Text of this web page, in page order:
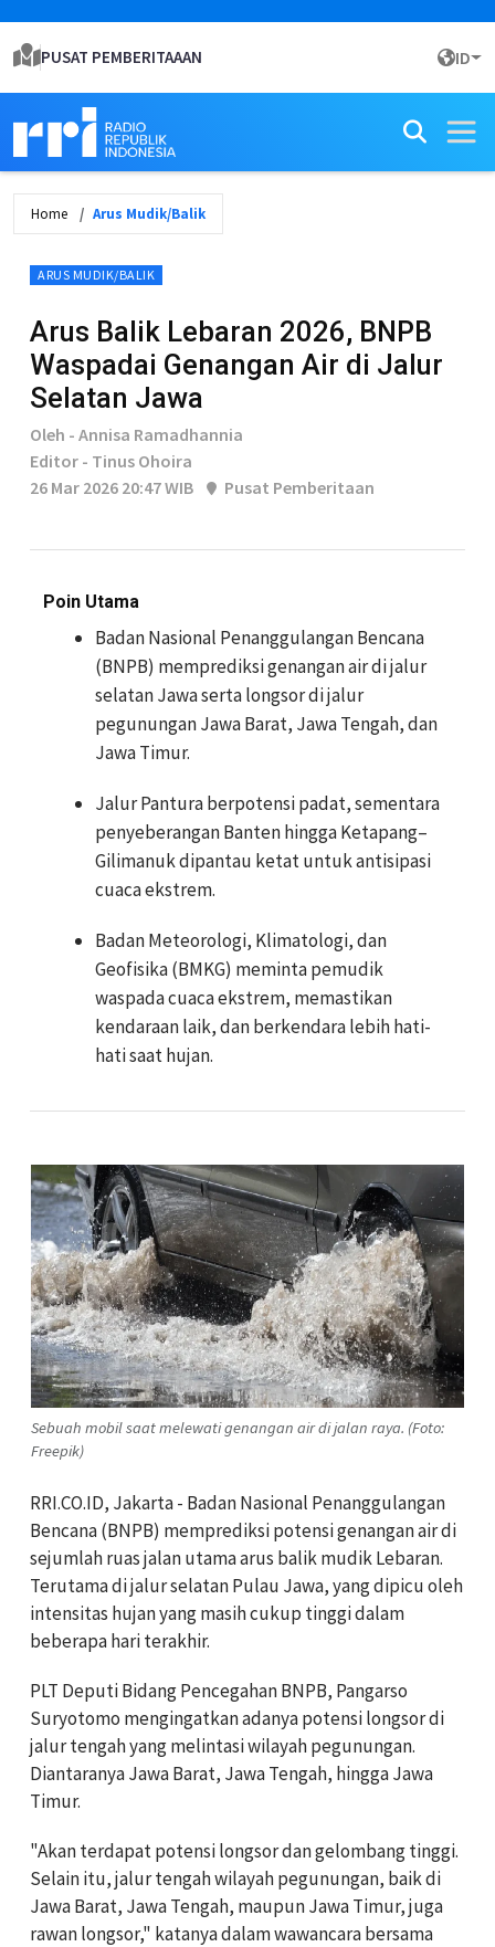
PUSAT PEMBERITAAAN ID
Home Arus Mudik/Balik
ARUS MUDIK/BALIK
Arus Balik Lebaran 2026, BNPB
Waspadai Genangan Air di Jalur
Selatan Jawa
Oleh - Annisa Ramadhannia
Editor - Tinus Ohoira
26 Mar 2026 20:47 WIB
Pusat Pemberitaan
Poin Utama
Badan Nasional Penanggulangan Bencana
(BNPB) memprediksi genangan air di jalur
selatan Jawa serta longsor di jalur
pegunungan Jawa Barat, Jawa Tengah, dan
Jawa Timur.
Jalur Pantura berpotensi padat, sementara
penyeberangan Banten hingga Ketapang–
Gilimanuk dipantau ketat untuk antisipasi
cuaca ekstrem.
Badan Meteorologi, Klimatologi, dan
Geofisika (BMKG) meminta pemudik
waspada cuaca ekstrem, memastikan
kendaraan laik, dan berkendara lebih hati-
hati saat hujan.
Sebuah mobil saat melewati genangan air di jalan raya. (Foto:
Freepik)
RRI.CO.ID, Jakarta - Badan Nasional Penanggulangan
Bencana (BNPB) memprediksi potensi genangan air di
sejumlah ruas jalan utama arus balik mudik Lebaran.
Terutama di jalur selatan Pulau Jawa, yang dipicu oleh
intensitas hujan yang masih cukup tinggi dalam
beberapa hari terakhir.
PLT Deputi Bidang Pencegahan BNPB, Pangarso
Suryotomo mengingatkan adanya potensi longsor di
jalur tengah yang melintasi wilayah pegunungan.
Diantaranya Jawa Barat, Jawa Tengah, hingga Jawa
Timur.
"Akan terdapat potensi longsor dan gelombang tinggi.
Selain itu, jalur tengah wilayah pegunungan, baik di
Jawa Barat, Jawa Tengah, maupun Jawa Timur, juga
rawan longsor," katanya dalam wawancara bersama